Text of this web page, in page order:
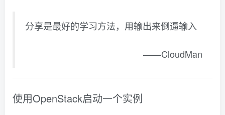
分享是最好的学习方法，用输出来倒逼输入
——CloudMan
使用OpenStack启动一个实例